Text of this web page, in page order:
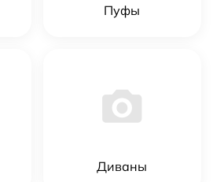
Пуфы
Диваны